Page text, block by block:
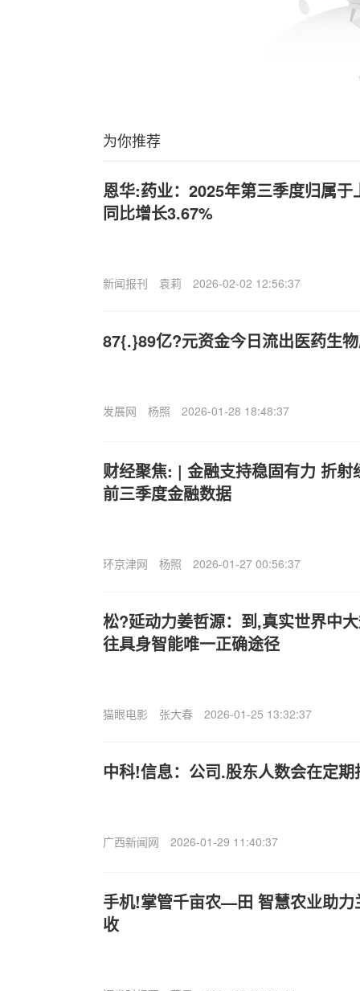
为你推荐
恩华:药业：2025年第三季度归属
同比增长3.67%
新闻报刊 袁莉 2026-02-02 12:56:37
87{.}89亿?元资金今日流出医药生
发展网 杨照 2026-01-28 18:48:37
财经聚焦: | 金融支持稳固有力 折
前三季度金融数据
环京津网 杨照 2026-01-27 00:56:37
松?延动力姜哲源：到,真实世界中
往具身智能唯一正确途径
猫眼电影 张大春 2026-01-25 13:32:37
中科!信息：公司.股东人数会在定
广西新闻网 2026-01-29 11:40:37
手机!掌管千亩农—田 智慧农业助力
收